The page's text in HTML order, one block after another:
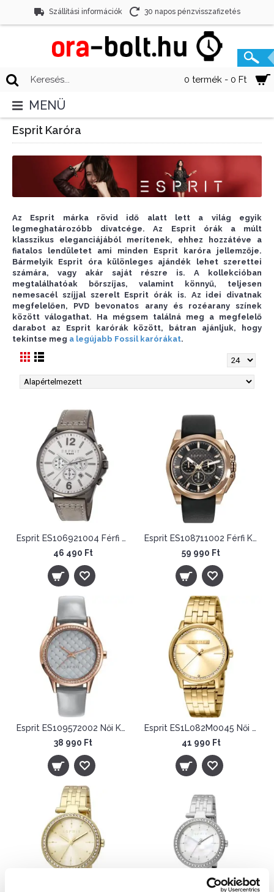
Szállítási információk 30 napos pénzvisszafizetés
0 termék - 0 Ft
MENÜ
Esprit Karóra
Az Esprit márka rövid idő alatt lett a világ egyik
legmeghatározóbb divatcége. Az Esprit órák a múlt
klasszikus eleganciájából merítenek, ehhez hozzátéve a
fiatalos lendületet ami minden Esprit karóra jellemzője.
Bármelyik Esprit óra különleges ajándék lehet szerettei
számára, vagy akár saját részre is. A kollekcióban
megtalálhatóak bőrszíjas, valamint könnyű, teljesen
nemesacél szíjjal szerelt Esprit órák is. Az idei divatnak
megfelelően, PVD bevonatos arany és rozéarany színek
között válogathat. Ha mégsem találná meg a megfelelő
darabot az Esprit karórák között, bátran ajánljuk, hogy
tekintse meg a legújabb Fossil karórákat.
Esprit ES106921004 Férfi Karóra
46 490 Ft
Esprit ES108711002 Férfi Karóra
59 990 Ft
Esprit ES109572002 Női Karóra -
38 990 Ft
Esprit ES1L082M0045 Női Karóra - Rock
41 990 Ft